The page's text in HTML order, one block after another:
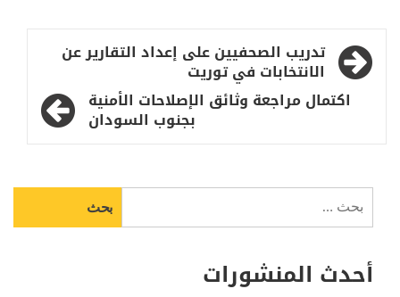
تصفّح
المقالات
تدريب الصحفيين على إعداد التقارير عن
الانتخابات في توريت
اكتمال مراجعة وثائق الإصلاحات الأمنية
بجنوب السودان
عن:
أحدث المنشورات